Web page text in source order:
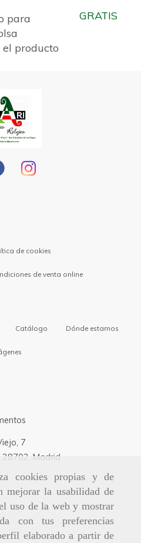
cookies propias y de
mejorar la usabilidad de
uso de la web y mostrar
con tus preferencias
elaborado a partir de
para
producto
GRATIS
de cookies
de venta online
Catálogo Dónde estamos
7
28702, Madrid